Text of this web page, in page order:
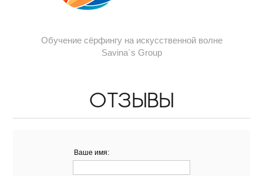
Обучение сёрфингу на искусственной волне
Savina`s Group
ОТЗЫВЫ
Ваше имя: